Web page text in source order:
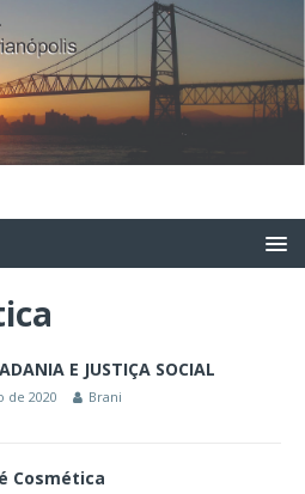
E JUSTIÇA SOCIAL
de 2020 Brani
Cosmética